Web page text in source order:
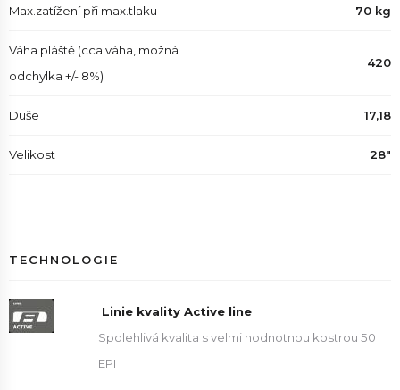
Max.zatížení při max.tlaku 70 kg
Váha pláště (cca váha, možná
odchylka +/- 8%)
420
Duše 17,18
Velikost 28"
TECHNOLOGIE
Linie kvality Active line
Spolehlivá kvalita s velmi hodnotnou kostrou 50
EPI